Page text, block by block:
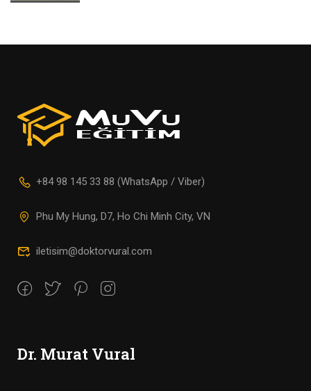
+84 98 145 33 88 (WhatsApp / Viber)
Phu My Hung, D7, Ho Chi Minh City, VN
iletisim@doktorvural.com
Dr. Murat Vural